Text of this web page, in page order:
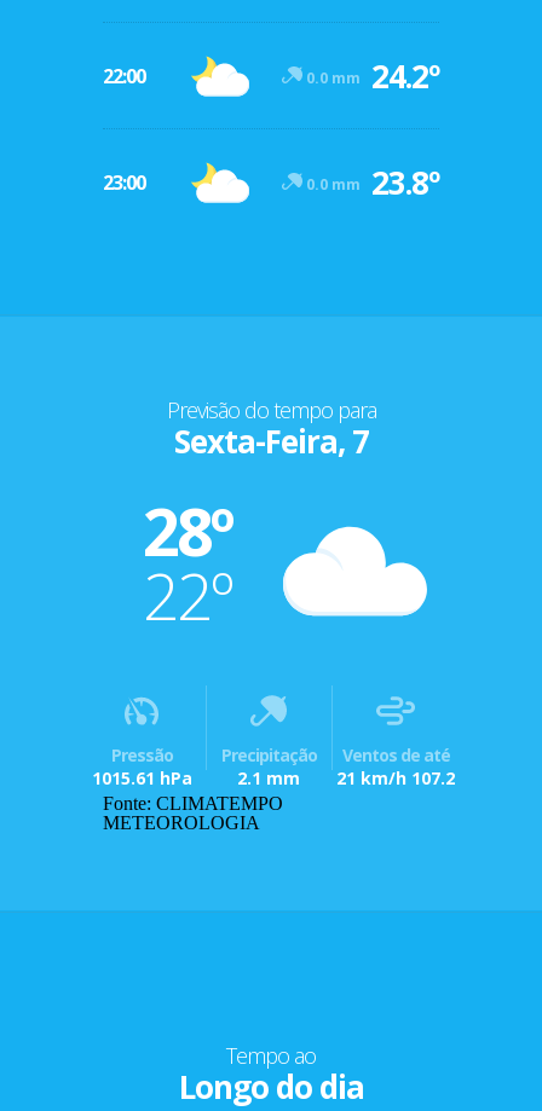
22:00 0.0 mm 24.2º
23:00 0.0 mm 23.8º
Previsão do tempo para
Sexta-Feira, 7
28º
22º
Pressão
1015.61 hPa
Precipitação
2.1 mm
Ventos de até
21 km/h 107.2
Fonte: CLIMATEMPO
METEOROLOGIA
Tempo ao
Longo do dia